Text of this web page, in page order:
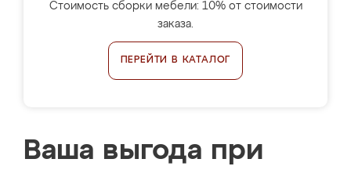
Стоимость сборки мебели: 10% от стоимости
заказа.
ПЕРЕЙТИ В КАТАЛОГ
Ваша выгода при